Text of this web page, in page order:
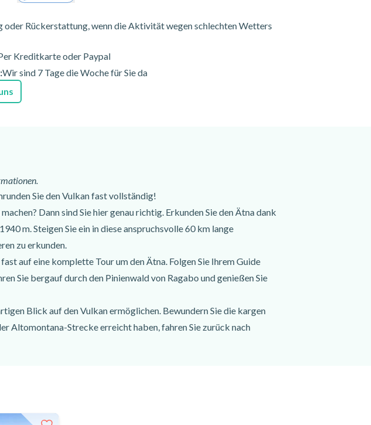
oder Rückerstattung, wenn die Aktivität wegen schlechten Wetters
Kreditkarte oder Paypal
Wir sind 7 Tage die Woche für Sie da
Sie den Vulkan fast vollständig!
Dann sind Sie hier genau richtig. Erkunden Sie den Ätna dank
m. Steigen Sie ein in diese anspruchsvolle 60 km lange
zu erkunden.
auf eine komplette Tour um den Ätna. Folgen Sie Ihrem Guide
Sie bergauf durch den Pinienwald von Ragabo und genießen Sie
Blick auf den Vulkan ermöglichen. Bewundern Sie die kargen
Altomontana-Strecke erreicht haben, fahren Sie zurück nach